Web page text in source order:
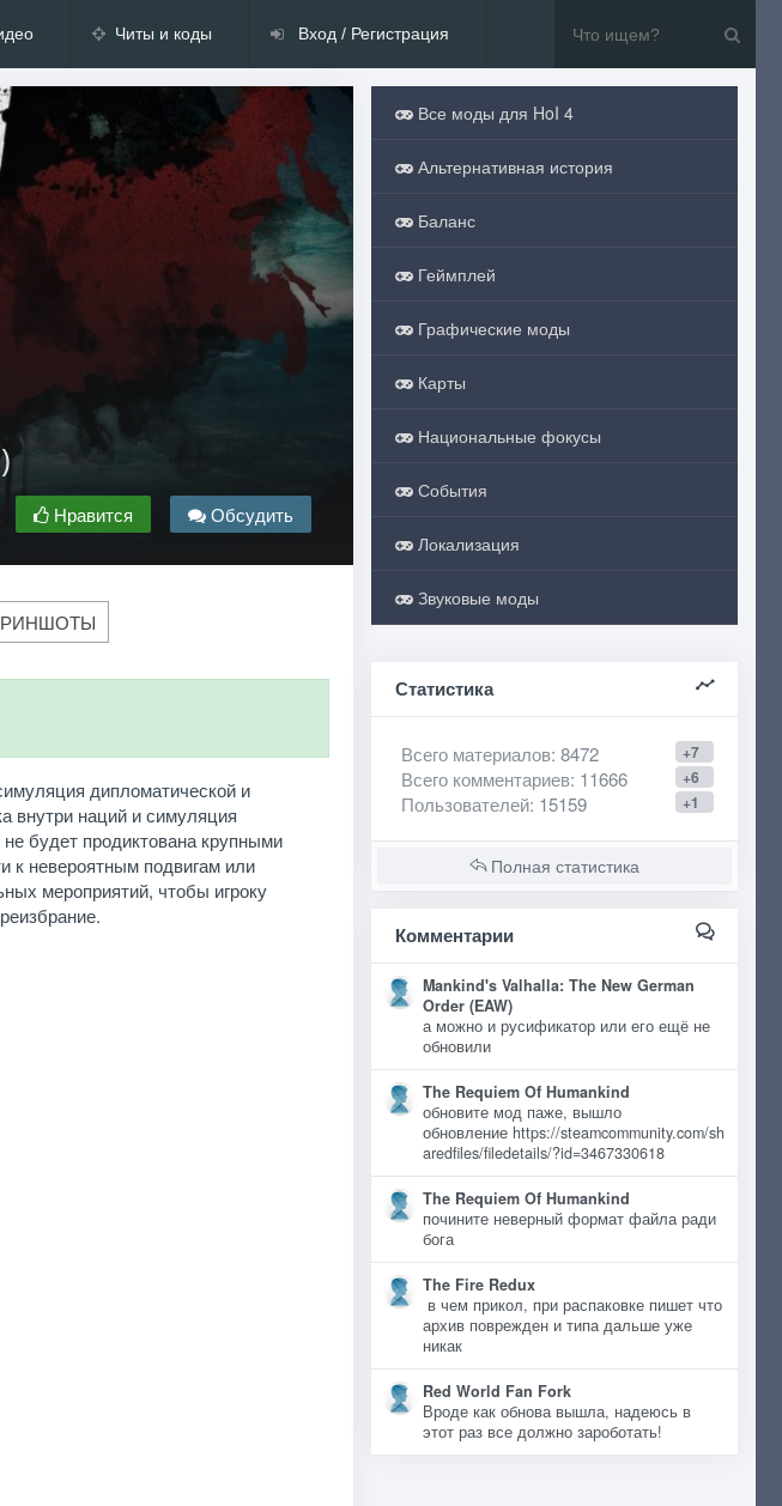
Читы и коды Вход / Регистрация
Нравится Обсудить
дипломатической и
внутри наций и симуляция
будет продиктована крупными
к невероятным подвигам или
мероприятий, чтобы игроку
Все моды для HoI 4
Альтернативная история
Баланс
Геймплей
Графические моды
Карты
Национальные фокусы
События
Локализация
Звуковые моды
Статистика
+7
Всего материалов: 8472
+6
Всего комментариев: 11666
+1
Пользователей: 15159
Полная статистика
Комментарии
Mankind's Valhalla: The New German
Order (EAW)
а можно и русификатор или его ещё не
обновили
The Requiem Of Humankind
обновите мод паже, вышло
обновление https://steamcommunity.com/sh
aredfiles/filedetails/?id=3467330618
The Requiem Of Humankind
почините неверный формат файла ради
бога
The Fire Redux
в чем прикол, при распаковке пишет что
архив поврежден и типа дальше уже
никак
Red World Fan Fork
Вроде как обнова вышла, надеюсь в
этот раз все должно зароботать!